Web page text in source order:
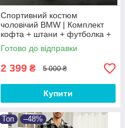
Спортивний костюм
чоловічий BMW | Комплект
кофта + штани + футболка +
кепка + бананка БМВ
Готово до відправки
2 399 ₴ 5 000 ₴
Купити
Топ –48%